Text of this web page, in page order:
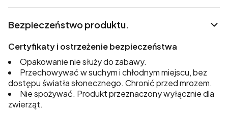
Bezpieczeństwo produktu.
Certyfikaty i ostrzeżenie bezpieczeństwa
Opakowanie nie służy do zabawy.
Przechowywać w suchym i chłodnym miejscu, bez
dostępu światła słonecznego. Chronić przed mrozem.
Nie spożywać. Produkt przeznaczony wyłącznie dla
zwierząt.